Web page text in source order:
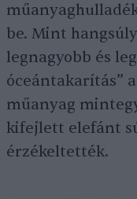
be. Mint
legnagyobb és
óceántakarítás”
műanyag
kifejlett elefánt
érzékeltették.